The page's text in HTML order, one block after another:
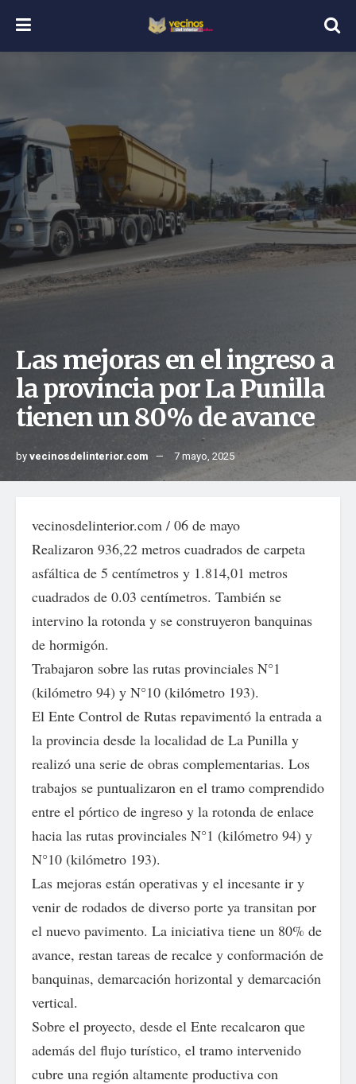
Las mejoras en el ingreso a
la provincia por La Punilla
tienen un 80% de avance
byvecinosdelinterior.com 7 mayo, 2025
vecinosdelinterior.com / 06 de mayo
Realizaron 936,22 metros cuadrados de carpeta
asfáltica de 5 centímetros y 1.814,01 metros
cuadrados de 0.03 centímetros. También se
intervino la rotonda y se construyeron banquinas
de hormigón.
Trabajaron sobre las rutas provinciales N°1
(kilómetro 94) y N°10 (kilómetro 193).
El Ente Control de Rutas repavimentó la entrada a
la provincia desde la localidad de La Punilla y
realizó una serie de obras complementarias. Los
trabajos se puntualizaron en el tramo comprendido
entre el pórtico de ingreso y la rotonda de enlace
hacia las rutas provinciales N°1 (kilómetro 94) y
N°10 (kilómetro 193).
Las mejoras están operativas y el incesante ir y
venir de rodados de diverso porte ya transitan por
el nuevo pavimento. La iniciativa tiene un 80% de
avance, restan tareas de recalce y conformación de
banquinas, demarcación horizontal y demarcación
vertical.
Sobre el proyecto, desde el Ente recalcaron que
además del flujo turístico, el tramo intervenido
cubre una región altamente productiva con